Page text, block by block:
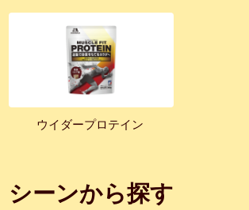
ウイダープロテイン
シーンから探す